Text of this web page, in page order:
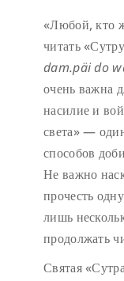
«Любой, кто
читать
dam.päi do
очень важна
насилие и
света» —
способов
Не важно
прочесть
лишь
продолжать
Святая